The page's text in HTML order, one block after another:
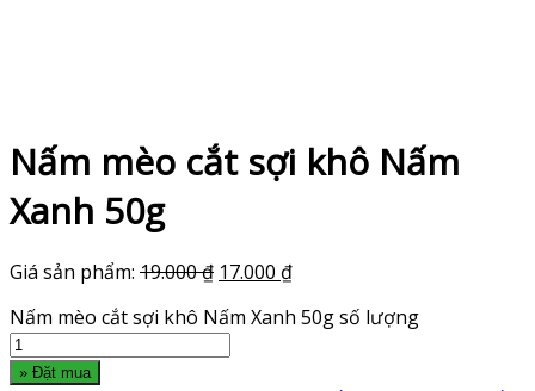
Nấm mèo cắt sợi khô Nấm
Xanh 50g
Giá sản phẩm: 19.000₫ 17.000 ₫
Nấm mèo cắt sợi khô Nấm Xanh 50g số lượng
» Đặt mua